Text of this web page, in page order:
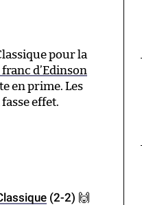
pour la
d’Edinson
en prime. Les
effet.
(2-2) 🙌